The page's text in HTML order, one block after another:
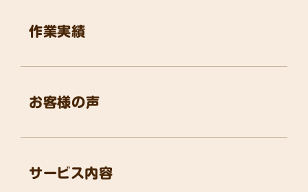
作業実績
お客様の声
サービス内容